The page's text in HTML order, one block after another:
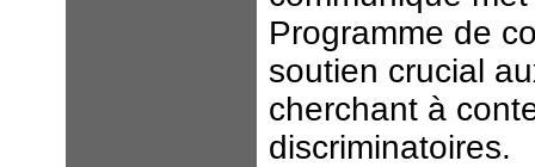
Programme de
soutien crucial
cherchant à
discriminatoires.